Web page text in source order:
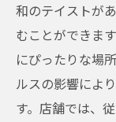
和のテイストが
むことができま
にぴったりな場
ルスの影響によ
す。店舗では、